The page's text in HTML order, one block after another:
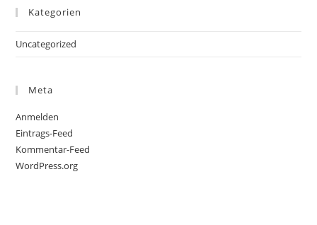
Kategorien
Uncategorized
Meta
Anmelden
Eintrags-Feed
Kommentar-Feed
WordPress.org